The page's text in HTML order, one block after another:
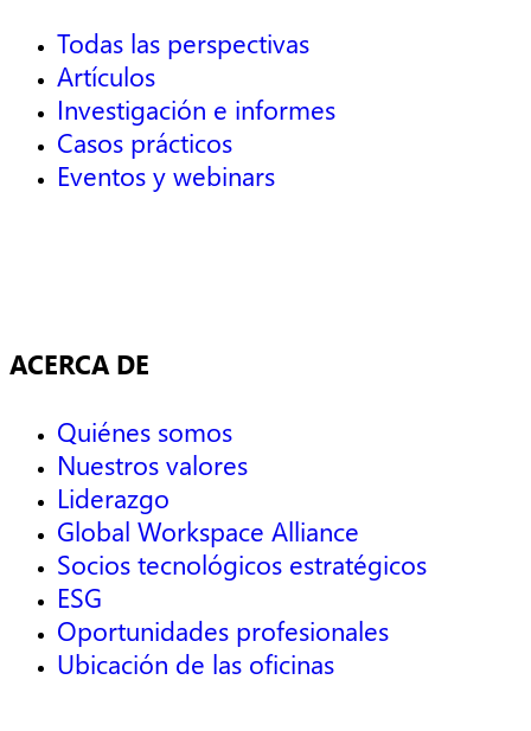
Todas las perspectivas
Artículos
Investigación e informes
Casos prácticos
Eventos y webinars
ACERCA DE
Quiénes somos
Nuestros valores
Liderazgo
Global Workspace Alliance
Socios tecnológicos estratégicos
ESG
Oportunidades profesionales
Ubicación de las oficinas